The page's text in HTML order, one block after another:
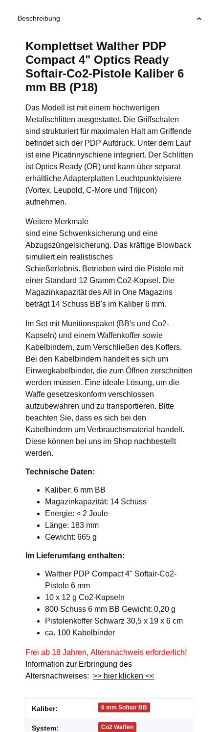
Beschreibung
Komplettset Walther PDP
Compact 4" Optics Ready
Softair-Co2-Pistole Kaliber 6
mm BB (P18)
Das Modell ist mit einem hochwertigen
Metallschlitten ausgestattet. Die Griffschalen
sind strukturiert für maximalen Halt am Griffende
befindet sich der PDP Aufdruck. Unter dem Lauf
ist eine Picatinnyschiene integriert. Der Schlitten
ist Optics Ready (OR) und kann über separat
erhältliche Adapterplatten Leuchtpunktvisiere
(Vortex, Leupold, C-More und Trijicon)
aufnehmen.
Weitere Merkmale
sind eine Schwenksicherung und eine
Abzugszüngelsicherung. Das kräftige Blowback
simuliert ein realistisches
Schießerlebnis. Betrieben wird die Pistole mit
einer Standard 12 Gramm Co2-Kapsel. Die
Magazinkapazität des All in One Magazins
beträgt 14 Schuss BB's im Kaliber 6 mm.
Im Set mit Munitionspaket (BB's und Co2-
Kapseln) und einem Waffenkoffer sowie
Kabelbindern, zum Verschließen des Koffers.
Bei den Kabelbindern handelt es sich um
Einwegkabelbinder, die zum Öffnen zerschnitten
werden müssen. Eine ideale Lösung, um die
Waffe gesetzeskonform verschlossen
aufzubewahren und zu transportieren. Bitte
beachten Sie, dass es sich bei den
Kabelbindern um Verbrauchsmaterial handelt.
Diese können bei uns im Shop nachbestellt
werden.
Technische Daten:
Kaliber: 6 mm BB
Magazinkapazität: 14 Schuss
Energie: < 2 Joule
Länge: 183 mm
Gewicht: 665 g
Im Lieferumfang enthalten:
Walther PDP Compact 4" Softair-Co2-
Pistole 6 mm
10 x 12 g Co2-Kapseln
800 Schuss 6 mm BB Gewicht: 0,20 g
Pistolenkoffer Schwarz 30,5 x 19 x 6 cm
ca. 100 Kabelbinder
Frei ab 18 Jahren, Altersnachweis erforderlich!
Information zur Erbringung des
Altersnachweises: >> hier klicken <<
Produkteigenschaft
Wert
Kaliber: 6 mm Softair BB
System: Co2 Waffen